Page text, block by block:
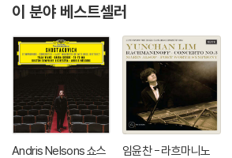
이 분야 베스트셀러
Andris Nelsons 쇼스
임윤찬 - 라흐마니노